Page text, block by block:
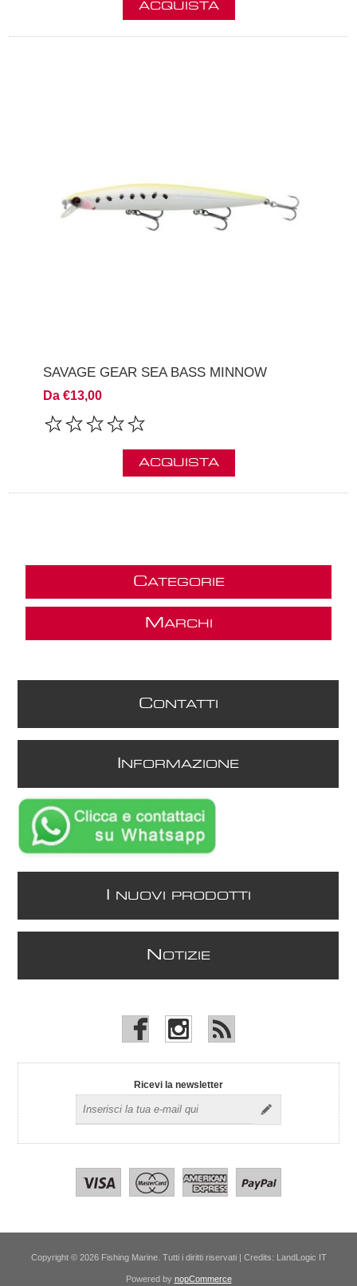
ACQUISTA
SAVAGE GEAR SEA BASS MINNOW
Da €13,00
ACQUISTA
CATEGORIE
M ARCHI
CONTATTI
NFORMAZIONE
NUOVI PRODOTTI
N OTIZIE
Ricevi la newsletter
Copyright © 2026 Fishing Marine. Tutti i diritti riservati | Credits: LandLogic IT
Powered by nopCommerce